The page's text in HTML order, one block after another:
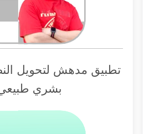
تطبيق مدهش لتحويل
بشري